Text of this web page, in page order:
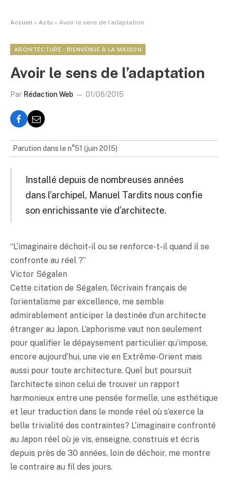
Accueil » Actu » Avoir le sens de l’adaptation
ARCHITECTURE : BIENVENUE À LA MAISON
Avoir le sens de l’adaptation
Par Rédaction Web 01/06/2015
Parution dans le n°51 (juin 2015)
Installé depuis de nombreuses années
dans l’archipel, Manuel Tardits nous confie
son enrichissante vie d’architecte.
“L’imaginaire déchoit-il ou se renforce-t-il quand il se
confronte au réel ?”
Victor Ségalen
Cette citation de Ségalen, l’écrivain français de
l’orientalisme par excellence, me semble
admirablement anticiper la destinée d’un architecte
étranger au Japon. L’aphorisme vaut non seulement
pour qualifier le dépaysement particulier qu’impose,
encore aujourd’hui, une vie en Extrême-Orient mais
aussi pour toute architecture. Quel but poursuit
l’architecte sinon celui de trouver un rapport
harmonieux entre une pensée formelle, une esthétique
et leur traduction dans le monde réel où s’exerce la
belle trivialité des contraintes? L’imaginaire confronté
au Japon réel où je vis, enseigne, construis et écris
depuis près de 30 années, loin de déchoir, me montre
le contraire au fil des jours.